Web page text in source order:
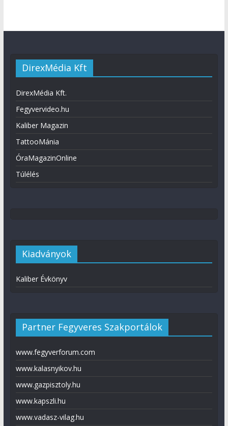
DirexMédia Kft
DirexMédia Kft.
Fegyvervideo.hu
Kaliber Magazin
TattooMánia
ÓraMagazinOnline
Túlélés
Kiadványok
Kaliber Évkönyv
Partner Fegyveres Szakportálok
www.fegyverforum.com
www.kalasnyikov.hu
www.gazpisztoly.hu
www.kapszli.hu
www.vadasz-vilag.hu